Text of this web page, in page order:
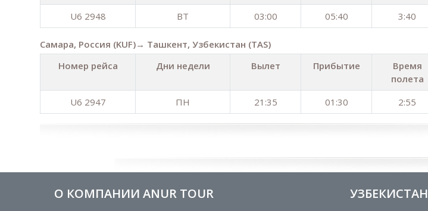
U6 2948 ВТ 03:00 05:40 3:40
Самара, Россия (KUF)→ Ташкент, Узбекистан (TAS)
Номер рейса
Дни недели Вылет Прибытие
Время
полета
U6 2947 ПН 21:35 01:30 2:55
О КОМПАНИИ ANUR TOUR УЗБЕКИСТАН